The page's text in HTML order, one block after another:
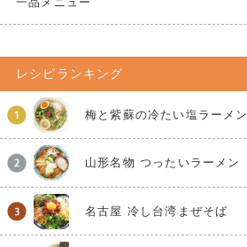
レシピランキング
梅と紫蘇の冷たい塩ラーメン
山形名物 つったいラーメン
名古屋 冷し台湾まぜそば